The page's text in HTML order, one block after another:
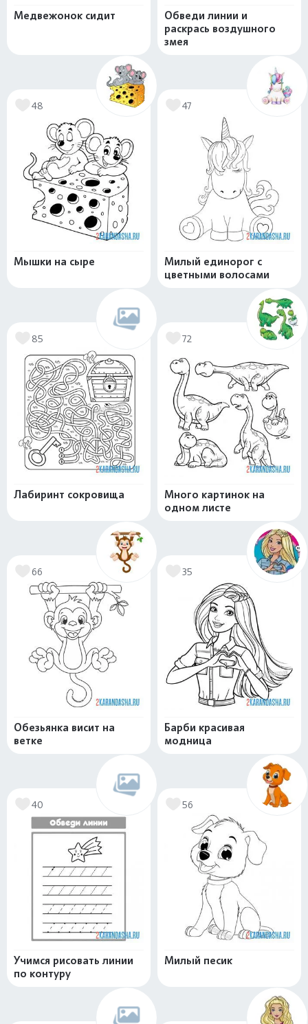
Медвежонок сидит
Обведи линии и
раскрась воздушного
змея
48
Мышки на сыре
47
Милый единорог с
цветными волосами
85
Лабиринт сокровища
72
Много картинок на
одном листе
66
Обезьянка висит на
ветке
35
Барби красивая
модница
40
Учимся рисовать линии
по контуру
56
Милый песик